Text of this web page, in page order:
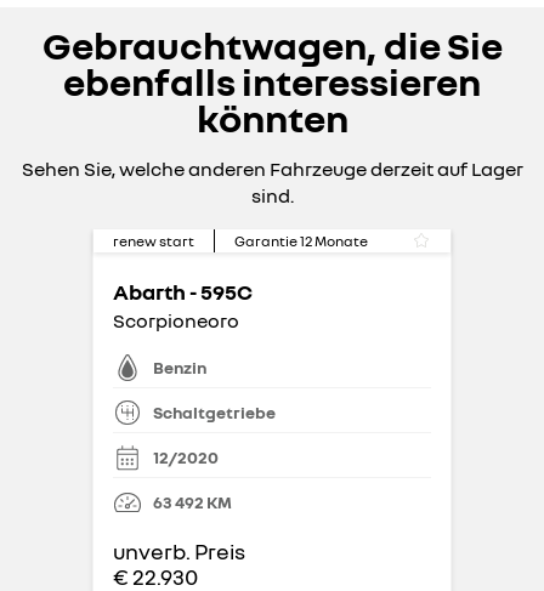
Gebrauchtwagen, die Sie
ebenfalls interessieren
könnten
Sehen Sie, welche anderen Fahrzeuge derzeit auf Lager
sind.
renew start Garantie12Monate
Abarth - 595C
Scorpioneoro
Benzin
Schaltgetriebe
12/2020
63 492 KM
unverb. Preis
€ 22.930